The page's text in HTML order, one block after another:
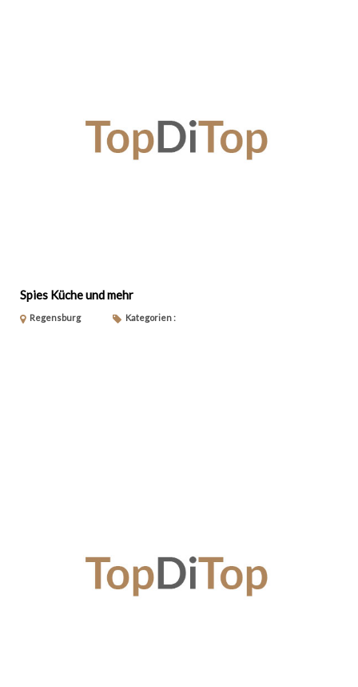
Spies Küche und mehr
Regensburg Kategorien :